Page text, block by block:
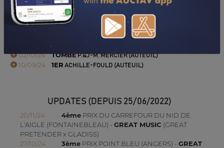
PERFORMANCES
2024
02/10/24 TOMBÉP.&J-M. MERCIER (AUTEUIL)
10/09/24 1ER ACHILLE-FOULD (AUTEUIL)
UPDATES (DEPUIS 25/06/2022)
20/11/24 4èmePRIX DU CARREFOUR DU NID DE
L'AIGLE (FONTAINEBLEAU) - GREAT MUSIC (GREAT
PRETENDER x GLADISS)
27/10/24
3èmePRIX POINT BLEU (ANGERS) - GREAT